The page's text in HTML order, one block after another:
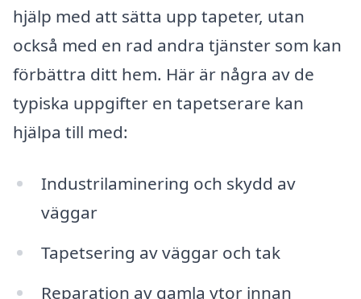
hjälp med att sätta upp tapeter, utan
också med en rad andra tjänster som kan
förbättra ditt hem. Här är några av de
typiska uppgifter en tapetserare kan
hjälpa till med:
Industrilaminering och skydd av
väggar
Tapetsering av väggar och tak
Reparation av gamla ytor innan